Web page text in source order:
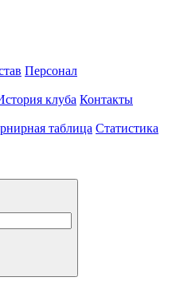
Персонал
клуба Контакты
таблица Статистика